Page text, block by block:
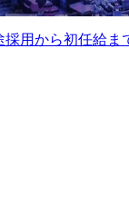
用から初任給ま